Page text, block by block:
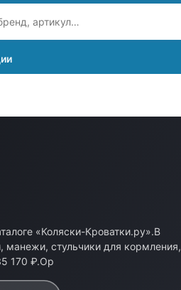
«Коляски-Кроватки.ру».В
манежи, стульчики для кормления,
170 ₽.Ор